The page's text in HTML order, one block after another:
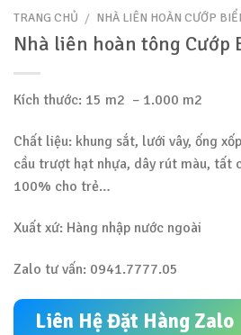
TRANG CHỦ / NHÀ LIÊN HOÀN CƯỚP
Nhà liên hoàn tông Cướp
Kích thước: 15 m2 – 1.000 m2
Chất liệu: khung sắt, lưới vây, ống
cầu trượt hạt nhựa, dây rút màu, tất
100% cho trẻ…
Xuất xứ: Hàng nhập nước ngoài
Zalo tư vấn: 0941.7777.05
Liên Hệ Đặt Hàng Zalo